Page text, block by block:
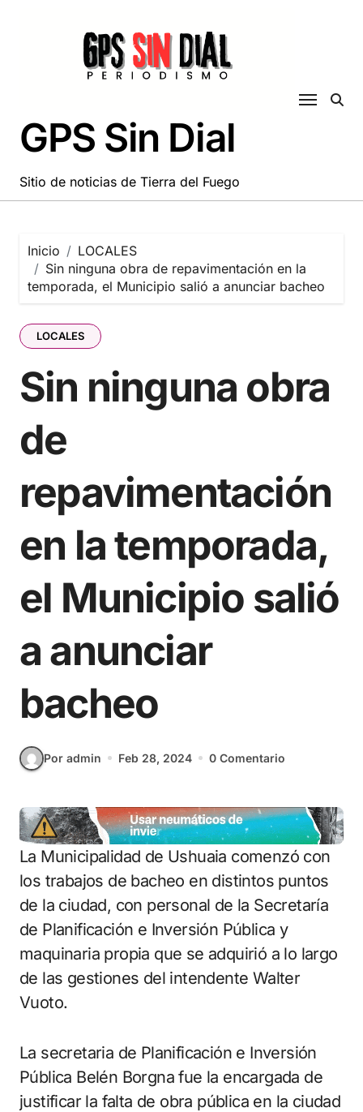
GPS Sin Dial
Sitio de noticias de Tierra del Fuego
Inicio
LOCALES
Sin ninguna obra de repavimentación en la
temporada, el Municipio salió a anunciar bacheo
LOCALES
Sin ninguna obra
de
repavimentación
en la temporada,
el Municipio salió
a anunciar
bacheo
Por admin Feb 28, 2024 0 Comentario
La Municipalidad de Ushuaia comenzó con
los trabajos de bacheo en distintos puntos
de la ciudad, con personal de la Secretaría
de Planificación e Inversión Pública y
maquinaria propia que se adquirió a lo largo
de las gestiones del intendente Walter
Vuoto.
La secretaria de Planificación e Inversión
Pública Belén Borgna fue la encargada de
justificar la falta de obra pública en la ciudad